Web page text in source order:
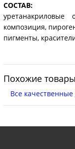
СОСТАВ:
композиция,
пигменты,
Похожие товары
Все